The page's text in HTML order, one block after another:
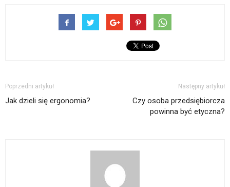
Poprzedni artykuł
Jak dzieli się ergonomia?
Następny artykuł
Czy osoba przedsiębiorcza
powinna być etyczna?